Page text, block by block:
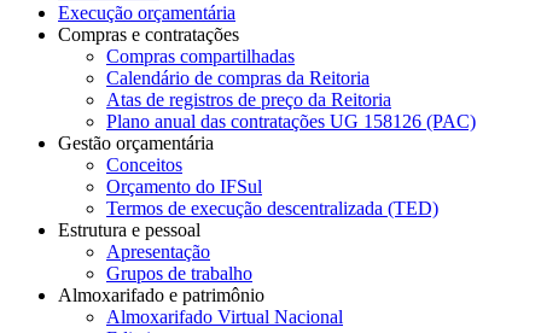
Execução orçamentária
Compras e contratações
Compras compartilhadas
Calendário de compras da Reitoria
Atas de registros de preço da Reitoria
Plano anual das contratações UG 158126 (PAC)
Gestão orçamentária
Conceitos
Orçamento do IFSul
Termos de execução descentralizada (TED)
Estrutura e pessoal
Apresentação
Grupos de trabalho
Almoxarifado e patrimônio
Almoxarifado Virtual Nacional